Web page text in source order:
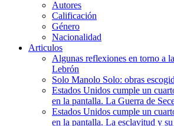
Autores
Calificación
Género
Nacionalidad
Articulos
Algunas reflexiones en torno a
Lebrón
Solo Manolo Solo: obras
Estados Unidos cumple un
en la pantalla. La Guerra de
Estados Unidos cumple un
en la pantalla. La esclavitud y